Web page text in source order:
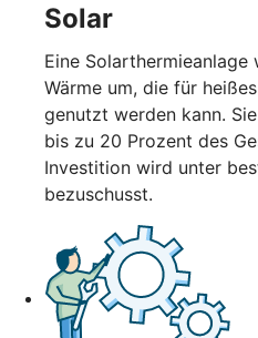
Solar
Eine Solarthermieanlage
Wärme um, die für
genutzt werden kann.
bis zu 20 Prozent des
Investition wird unter
bezuschusst.